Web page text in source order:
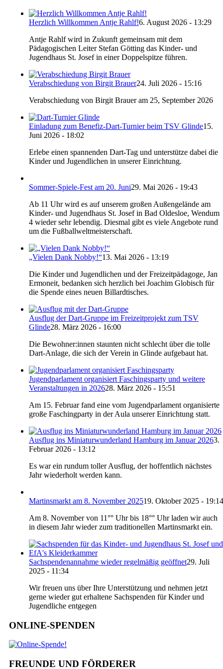
Herzlich Willkommen Antje Rahlf!6. August 2026 - 13:29
Antje Rahlf wird in Zukunft gemeinsam mit dem
Pädagogischen Leiter Stefan Götting das Kinder- und
Jugendhaus St. Josef in einer Doppelspitze führen.
Verabschiedung von Birgit Brauer24. Juli 2026 - 15:16
Verabschiedung von Birgit Brauer am 25, September 2026
Einladung zum Benefiz-Dart-Turnier beim TSV Glinde15.
Juni 2026 - 18:02
Erlebe einen spannenden Dart-Tag und unterstütze dabei die
Kinder und Jugendlichen in unserer Einrichtung.
Sommer-Spiele-Fest am 20. Juni29. Mai 2026 - 19:43
Ab 11 Uhr wird es auf unserem großen Außengelände am
Kinder- und Jugendhaus St. Josef in Bad Oldesloe, Wendum
4 wieder sehr lebendig. Diesmal gibt es viele Angebote rund
um die Fußballweltmeisterschaft.
„Vielen Dank Nobby!“13. Mai 2026 - 13:19
Die Kinder und Jugendlichen und der Freizeitpädagoge, Jan
Ermoneit, bedanken sich herzlich bei Joachim Globisch für
die Spende eines neuen Billardtisches.
Ausflug der Dart-Gruppe im Freizeitprojekt zum TSV
Glinde28. März 2026 - 16:00
Die Bewohner:innen staunten nicht schlecht über die tolle
Dart-Anlage, die sich der Verein in Glinde aufgebaut hat.
Jugendparlament organisiert Faschingsparty und weitere
Veranstaltungen in 202628. März 2026 - 15:51
Am 15. Februar fand eine vom Jugendparlament organisierte
große Faschingparty in der Aula unserer Einrichtung statt.
Ausflug ins Miniaturwunderland Hamburg im Januar 20263.
Februar 2026 - 13:12
Es war ein rundum toller Ausflug, der hoffentlich nächstes
Jahr wiederholt werden kann.
Martinsmarkt am 8. November 202519. Oktober 2025 - 19:14
Am 8. November von 11°° Uhr bis 18°° Uhr laden wir auch
in diesem Jahr wieder zum traditionellen Martinsmarkt ein.
Sachspendenannahme wieder regelmäßig geöffnet29. Juli
2025 - 11:34
Wir freuen uns über Ihre Unterstützung und nehmen jetzt
gerne wieder gut erhaltene Sachspenden für Kinder und
Jugendliche entgegen
ONLINE-SPENDEN
FREUNDE UND FÖRDERER